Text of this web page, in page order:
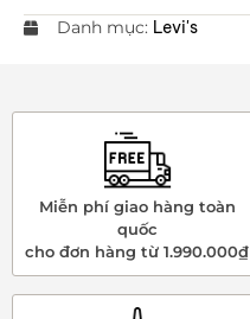
Danh mục: Levi's
Miễn phí giao hàng toàn
quốc
cho đơn hàng từ 1.990.000₫